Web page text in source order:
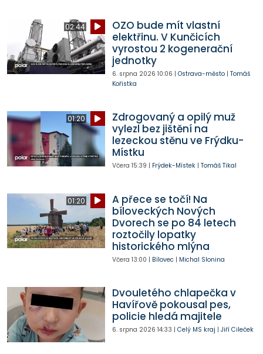
02:44
OZO bude mít vlastní
elektřinu. V Kunčicích
vyrostou 2 kogenerační
jednotky
6. srpna 2026 10:06 | Ostrava-město| Tomáš
Kořistka
01:20
Zdrogovaný a opilý muž
vylezl bez jištění na
lezeckou stěnu ve Frýdku-
Místku
Včera 15:39 | Frýdek-Místek| Tomáš Tikal
01:20
A přece se točí! Na
bíloveckých Nových
Dvorech se po 84 letech
roztočily lopatky
historického mlýna
Včera 13:00 | Bílovec| Michal Slonina
Dvouletého chlapečka v
Havířově pokousal pes,
policie hledá majitele
6. srpna 2026 14:33 | Celý MS kraj | Jiří Cileček